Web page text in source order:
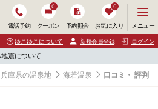
電話予約 クーポン
0
予約照会 お気に入り
0
ニ
ュ
ー
開
く
メニュー
ゆこゆこについて 新規会員登録 ログイン
震について
兵庫県の温泉地 海若温泉 口コミ・ 評判